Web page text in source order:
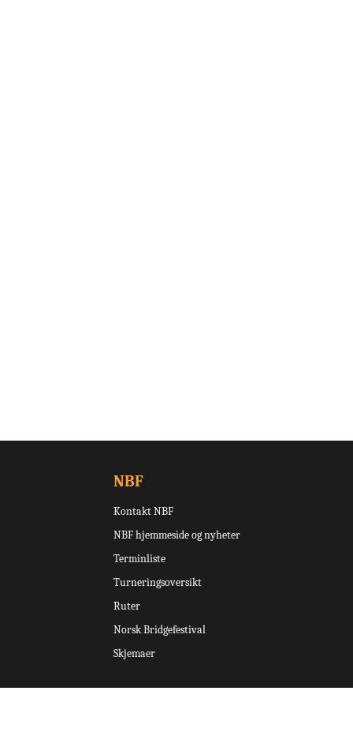
NBF
Kontakt NBF
NBF hjemmeside og nyheter
Terminliste
Turneringsoversikt
Ruter
Norsk Bridgefestival
Skjemaer